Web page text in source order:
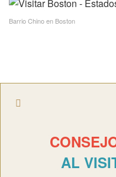
Barrio Chino en Boston
AL